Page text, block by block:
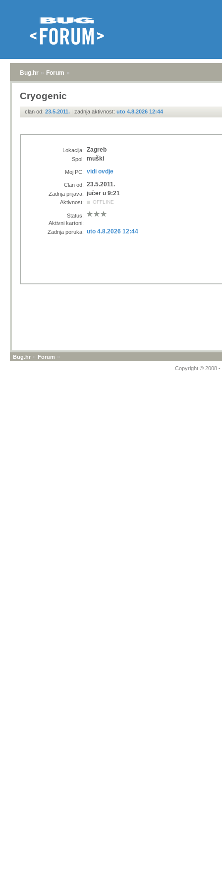
Bug.hr » Forum »
Cryogenic
clan od: 23.5.2011. | zadnja aktivnost: uto 4.8.2026 12:44
Lokacija: Zagreb
Spol: muški
Moj PC: vidi ovdje
Clan od: 23.5.2011.
Zadnja prijava: jučer u 9:21
Aktivnost: OFFLINE
Status:
Aktivni kartoni:
Zadnja poruka: uto 4.8.2026 12:44
Bug.hr » Forum »
Copyright © 2008 -